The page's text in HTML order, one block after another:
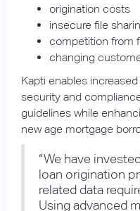
origination costs
insecure file
competition from
changing
Kapti enables
security and
guidelines while
new age mortgage
“We have
loan origination
related data
Using advanced